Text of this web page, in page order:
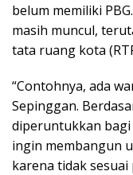
belum memiliki
masih muncul,
tata ruang kota
“Contohnya, ada
Sepinggan.
diperuntukkan
ingin membangun
karena tidak